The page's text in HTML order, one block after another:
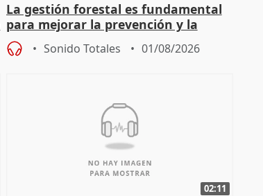
La gestión forestal es fundamental
para mejorar la prevención y la
actuación frente a incendios
Sonido Totales 01/08/2026
02:11